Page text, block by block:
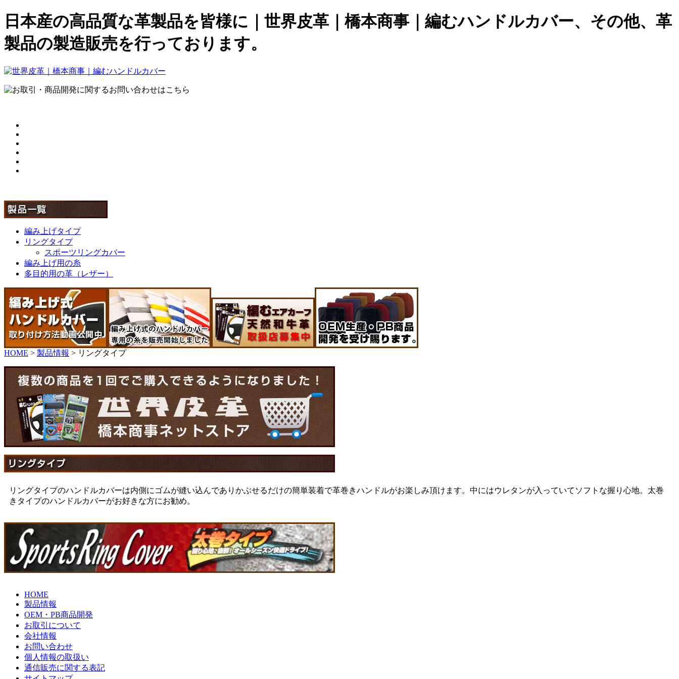
日本産の高品質な革製品を皆様に｜世界皮革｜橋本商事｜編むハンドルカバー、その他、革
製品の製造販売を行っております。
編み上げタイプ
リングタイプ
スポーツリングカバー
編み上げ用の糸
多目的用の革（レザー）
HOME > 製品情報 > リングタイプ
リングタイプのハンドルカバーは内側にゴムが縫い込んでありかぶせるだけの簡単装着で革巻きハンドルがお楽しみ頂けます。中にはウレタンが入っていてソフトな握り心地。太巻
きタイプのハンドルカバーがお好きな方にお勧め。
HOME
製品情報
OEM・PB商品開発
お取引について
会社情報
お問い合わせ
個人情報の取扱い
通信販売に関する表記